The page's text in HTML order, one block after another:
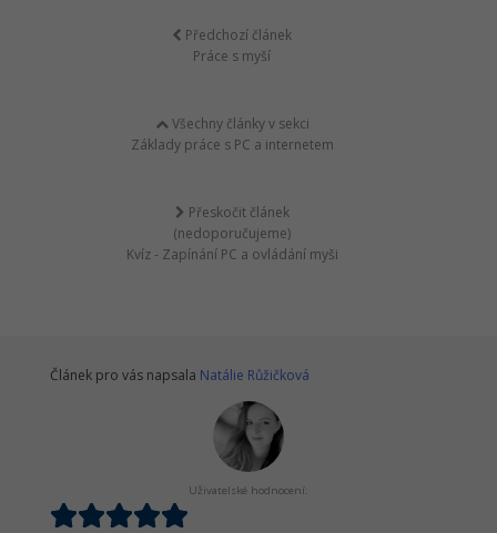
Předchozí článek
Práce s myší
Všechny články v sekci
Základy práce s PC a internetem
Přeskočit článek
(nedoporučujeme)
Kvíz - Zapínání PC a ovládání myši
Článek pro vás napsala Natálie Růžičková
Uživatelské hodnocení: